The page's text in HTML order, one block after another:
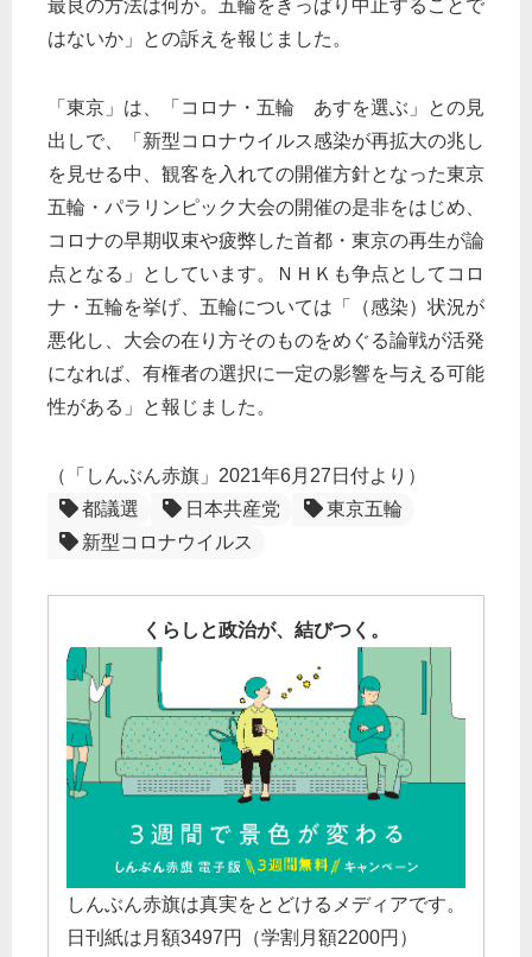
最良の方法は何か。五輪をきっぱり中止することで
はないか」との訴えを報じました。
「東京」は、「コロナ・五輪 あすを選ぶ」との見
出しで、「新型コロナウイルス感染が再拡大の兆し
を見せる中、観客を入れての開催方針となった東京
五輪・パラリンピック大会の開催の是非をはじめ、
コロナの早期収束や疲弊した首都・東京の再生が論
点となる」としています。ＮＨＫも争点としてコロ
ナ・五輪を挙げ、五輪については「（感染）状況が
悪化し、大会の在り方そのものをめぐる論戦が活発
になれば、有権者の選択に一定の影響を与える可能
性がある」と報じました。
（「しんぶん赤旗」2021年6月27日付より）
都議選
日本共産党
東京五輪
新型コロナウイルス
くらしと政治が、結びつく。
しんぶん赤旗は真実をとどけるメディアです。
日刊紙は月額3497円（学割月額2200円）